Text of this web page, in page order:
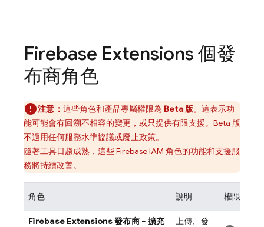
Firebase Extensions 個發
布商角色
注意： 這些角色和產品專屬權限為 Beta 版。這表示功
能可能會有回溯不相容的變更，或只提供有限支援。Beta 版
不適用任何服務水準協議或廢止政策。
隨著工具日趨成熟，這些 Firebase IAM 角色的功能和支援服
務將持續改善。
角色 說明 權限
Firebase Extensions發布商 - 擴充
上傳、發